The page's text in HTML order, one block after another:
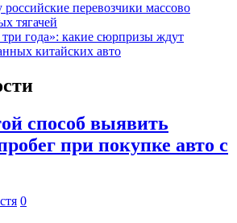
перевозчики массово
тягачей
три года»: какие сюрпризы ждут
китайских авто
способ выявить
при покупке авто с
0